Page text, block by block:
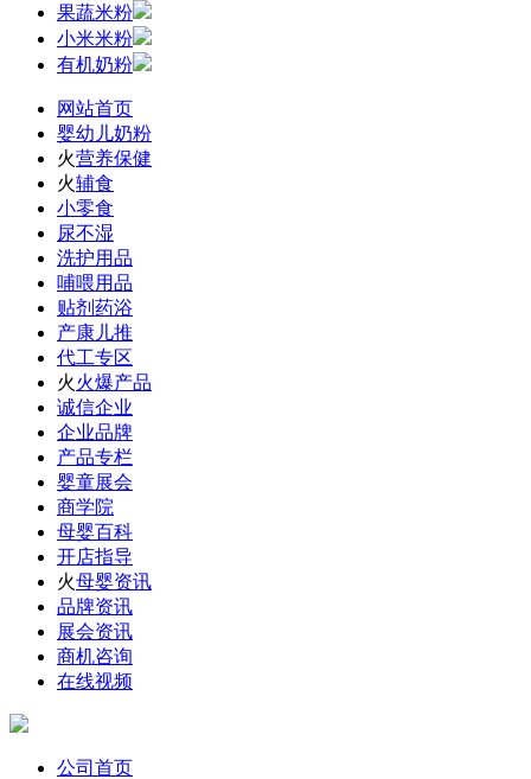
果蔬米粉
小米米粉
有机奶粉
网站首页
婴幼儿奶粉
火营养保健
火辅食
小零食
尿不湿
洗护用品
哺喂用品
贴剂药浴
产康儿推
代工专区
火火爆产品
诚信企业
企业品牌
产品专栏
婴童展会
商学院
母婴百科
开店指导
火母婴资讯
品牌资讯
展会资讯
商机咨询
在线视频
公司首页